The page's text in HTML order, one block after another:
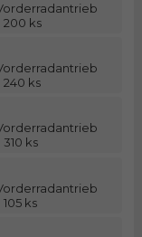
200 ks
240 ks
310 ks
105 ks